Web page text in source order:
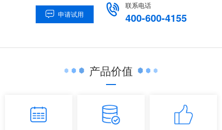
 申请试用  联系电话
400-600-4155
产品价值